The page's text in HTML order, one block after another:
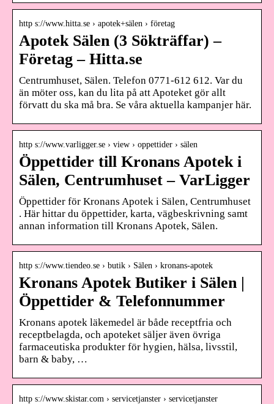
http s://www.hitta.se › apotek+sälen › företag
Apotek Sälen (3 Sökträffar) –
Företag – Hitta.se
Centrumhuset, Sälen. Telefon 0771-612 612. Var du
än möter oss, kan du lita på att Apoteket gör allt
förvatt du ska må bra. Se våra aktuella kampanjer här.
http s://www.varligger.se › view › oppettider › sälen
Öppettider till Kronans Apotek i
Sälen, Centrumhuset – VarLigger
Öppettider för Kronans Apotek i Sälen, Centrumhuset
. Här hittar du öppettider, karta, vägbeskrivning samt
annan information till Kronans Apotek, Sälen.
http s://www.tiendeo.se › butik › Sälen › kronans-apotek
Kronans Apotek Butiker i Sälen |
Öppettider & Telefonnummer
Kronans apotek läkemedel är både receptfria och
receptbelagda, och apoteket säljer även övriga
farmaceutiska produkter för hygien, hälsa, livsstil,
barn & baby, …
http s://www.skistar.com › servicetjanster › servicetjanster